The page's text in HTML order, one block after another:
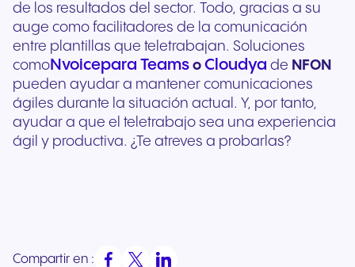
de los resultados del sector. Todo, gracias a su
auge como facilitadores de la comunicación
entre plantillas que teletrabajan. Soluciones
comoNvoicepara Teams o Cloudya de NFON
pueden ayudar a mantener comunicaciones
ágiles durante la situación actual. Y, por tanto,
ayudar a que el teletrabajo sea una experiencia
ágil y productiva. ¿Te atreves a probarlas?
Compartir en :